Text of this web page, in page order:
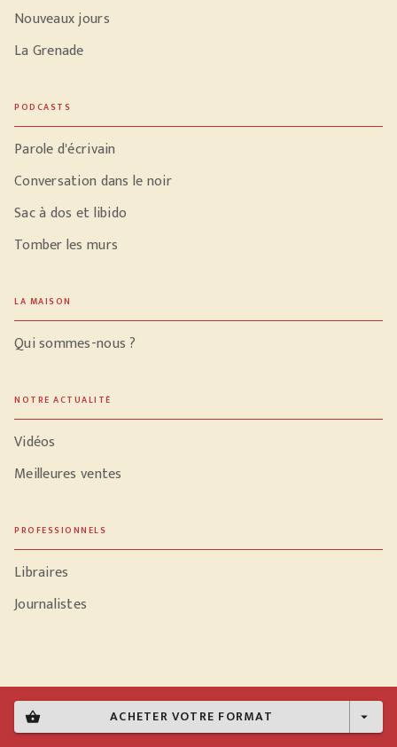
shopping_basket ACHETER VOTRE FORMAT arrow_drop_down
Nouveaux jours
La Grenade
PODCASTS
Parole d'écrivain
Conversation dans le noir
Sac à dos et libido
Tomber les murs
LA MAISON
Qui sommes-nous ?
NOTRE ACTUALITÉ
Vidéos
Meilleures ventes
PROFESSIONNELS
Libraires
Journalistes
Données personnelles
Paramétrer vos cookies